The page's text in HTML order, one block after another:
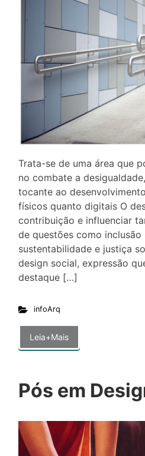
Trata-se de uma área que
no combate a
tocante ao
físicos quanto digitais O
contribuição e influenciar
de questões como inclusão
sustentabilidade e justiça
design social, expressão
destaque […]
infoArq
Leia+Mais
Pós em